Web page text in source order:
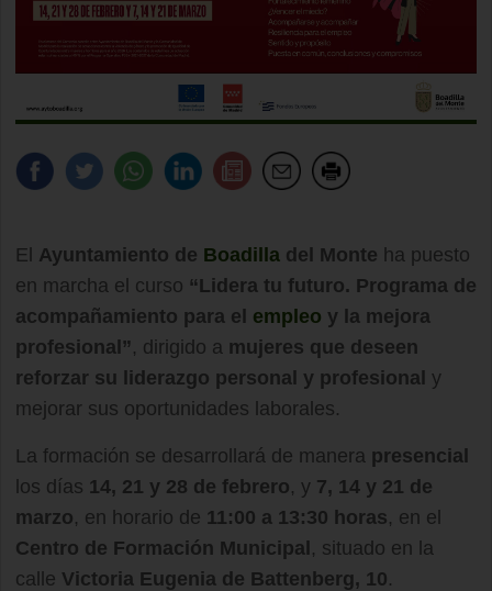
El Ayuntamiento de Boadilla del Monte ha puesto
en marcha el curso “Lidera tu futuro. Programa de
acompañamiento para el empleo y la mejora
profesional” , dirigido a mujeres que deseen
reforzar su liderazgo personal y profesional y
mejorar sus oportunidades laborales.
La formación se desarrollará de manera presencial
los días 14, 21 y 28 de febrero, y 7, 14 y 21 de
marzo, en horario de 11:00 a 13:30 horas, en el
Centro de Formación Municipal , situado en la
calle Victoria Eugenia de Battenberg, 10.